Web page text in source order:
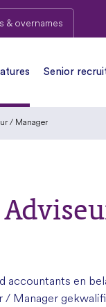
Senior
& overnames
/ Manager
accountants en
/ Manager